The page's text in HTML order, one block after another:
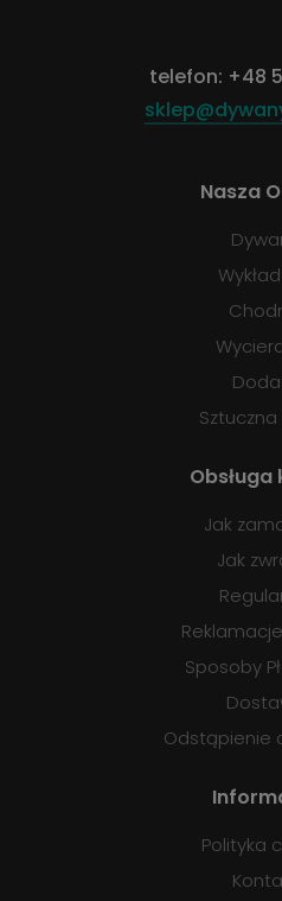
telefon: +48
Nasza
Obsługa
Jak
Jak
Sposoby
Odstąpienie
Polityka